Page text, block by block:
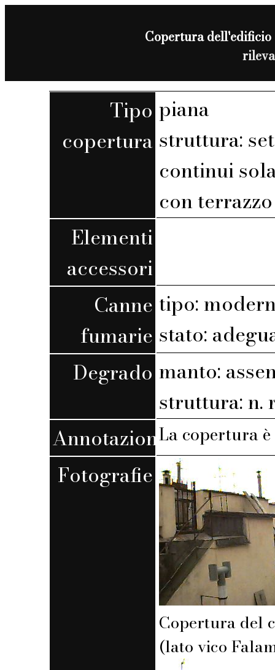
Copertura dell'edificio
Tipo
copertura
piana
struttura:
continui
con
Elementi
accessori
Canne
fumarie
tipo:
stato:
Degrado manto:
struttura: n.
AnnotazioniLa copertura
Fotografie
Copertura del
(lato vico